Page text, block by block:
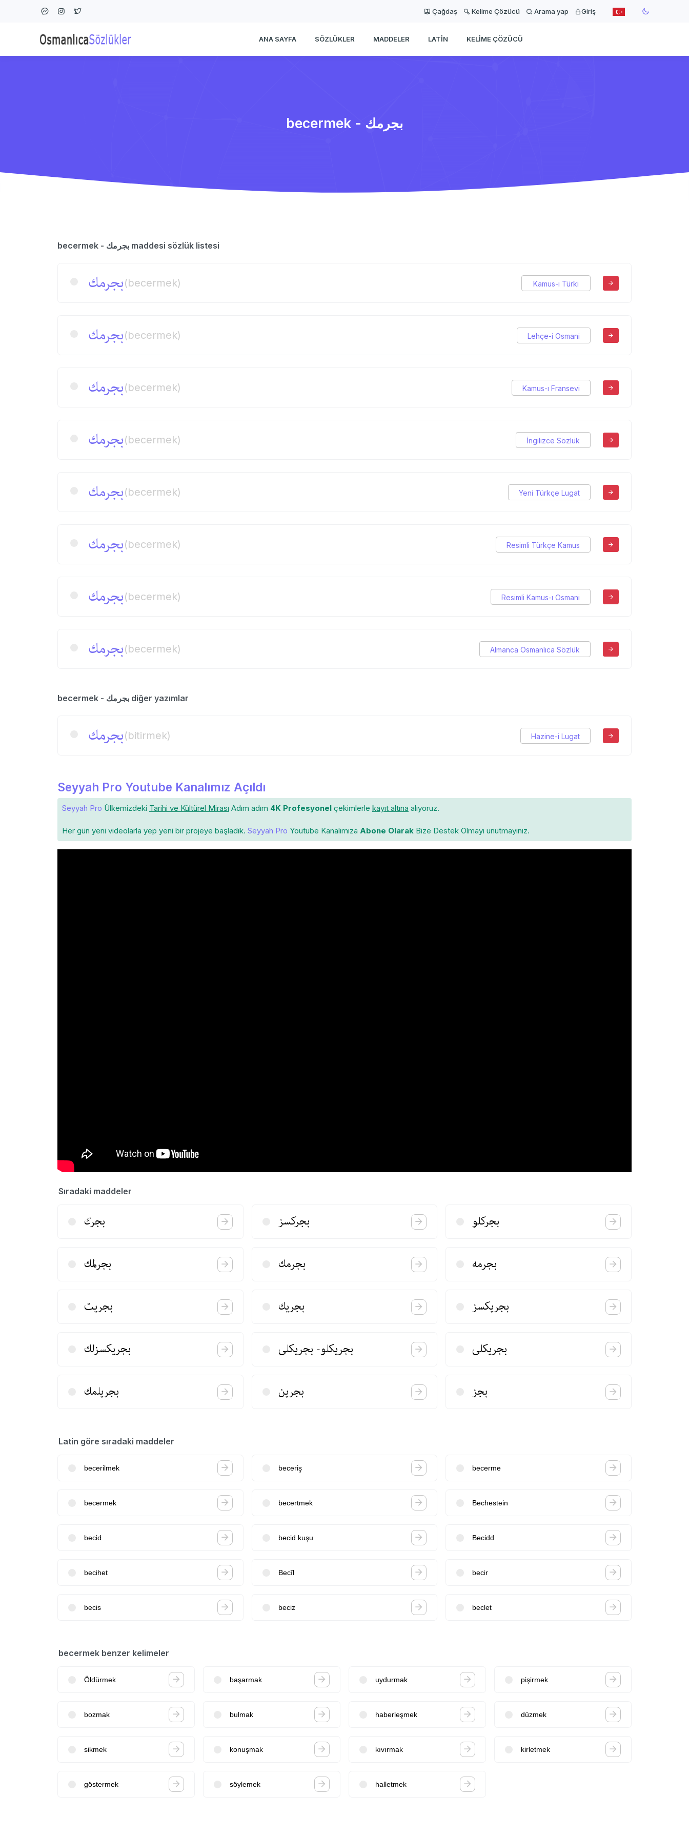
Çağdaş Kelime Çözücü Arama yap Giriş
ANA SAYFA SÖZLÜKLER MADDELER LATIN KELIME ÇÖZÜCÜ
becermek - بجرمك
becermek - بجرمك maddesi sözlük listesi
بجرمك(becermek) Kamus-ı Türki
بجرمك(becermek) Lehçe-i Osmani
بجرمك(becermek) Kamus-ı Fransevi
بجرمك(becermek) İngilizce Sözlük
بجرمك(becermek) Yeni Türkçe Lugat
بجرمك(becermek) Resimli Türkçe Kamus
بجرمك(becermek) Resimli Kamus-ı Osmani
بجرمك(becermek) Almanca Osmanlıca Sözlük
becermek - بجرمك diğer yazımlar
بجرمك(bitirmek) Hazine-i Lugat
Seyyah Pro Youtube Kanalımız Açıldı
Seyyah Pro Ülkemizdeki Tarihi ve Kültürel Mirası Adım adım 4K Profesyonel çekimlerle kayıt altına alıyoruz.
Her gün yeni videolarla yep yeni bir projeye başladık. Seyyah Pro Youtube Kanalımıza Abone Olarak Bize Destek Olmayı unutmayınız.
Sıradaki maddeler
بجرك بجركسز بجركلو
بجرلمك بجرمك بجرمه
بجریت بجریك بجریكسز
بجریكسزلك بجریكلو- بجریكلی بجریكلی
بجریلمك بجرین بجز
Latin göre sıradaki maddeler
becerilmek beceriş becerme
becermek becertmek Bechestein
becid becid kuşu Becidd
becihet Becîl becir
becis beciz beclet
becermek benzer kelimeler
Öldürmek başarmak uydurmak pişirmek
bozmak bulmak haberleşmek düzmek
sikmek konuşmak kıvırmak kirletmek
göstermek söylemek halletmek